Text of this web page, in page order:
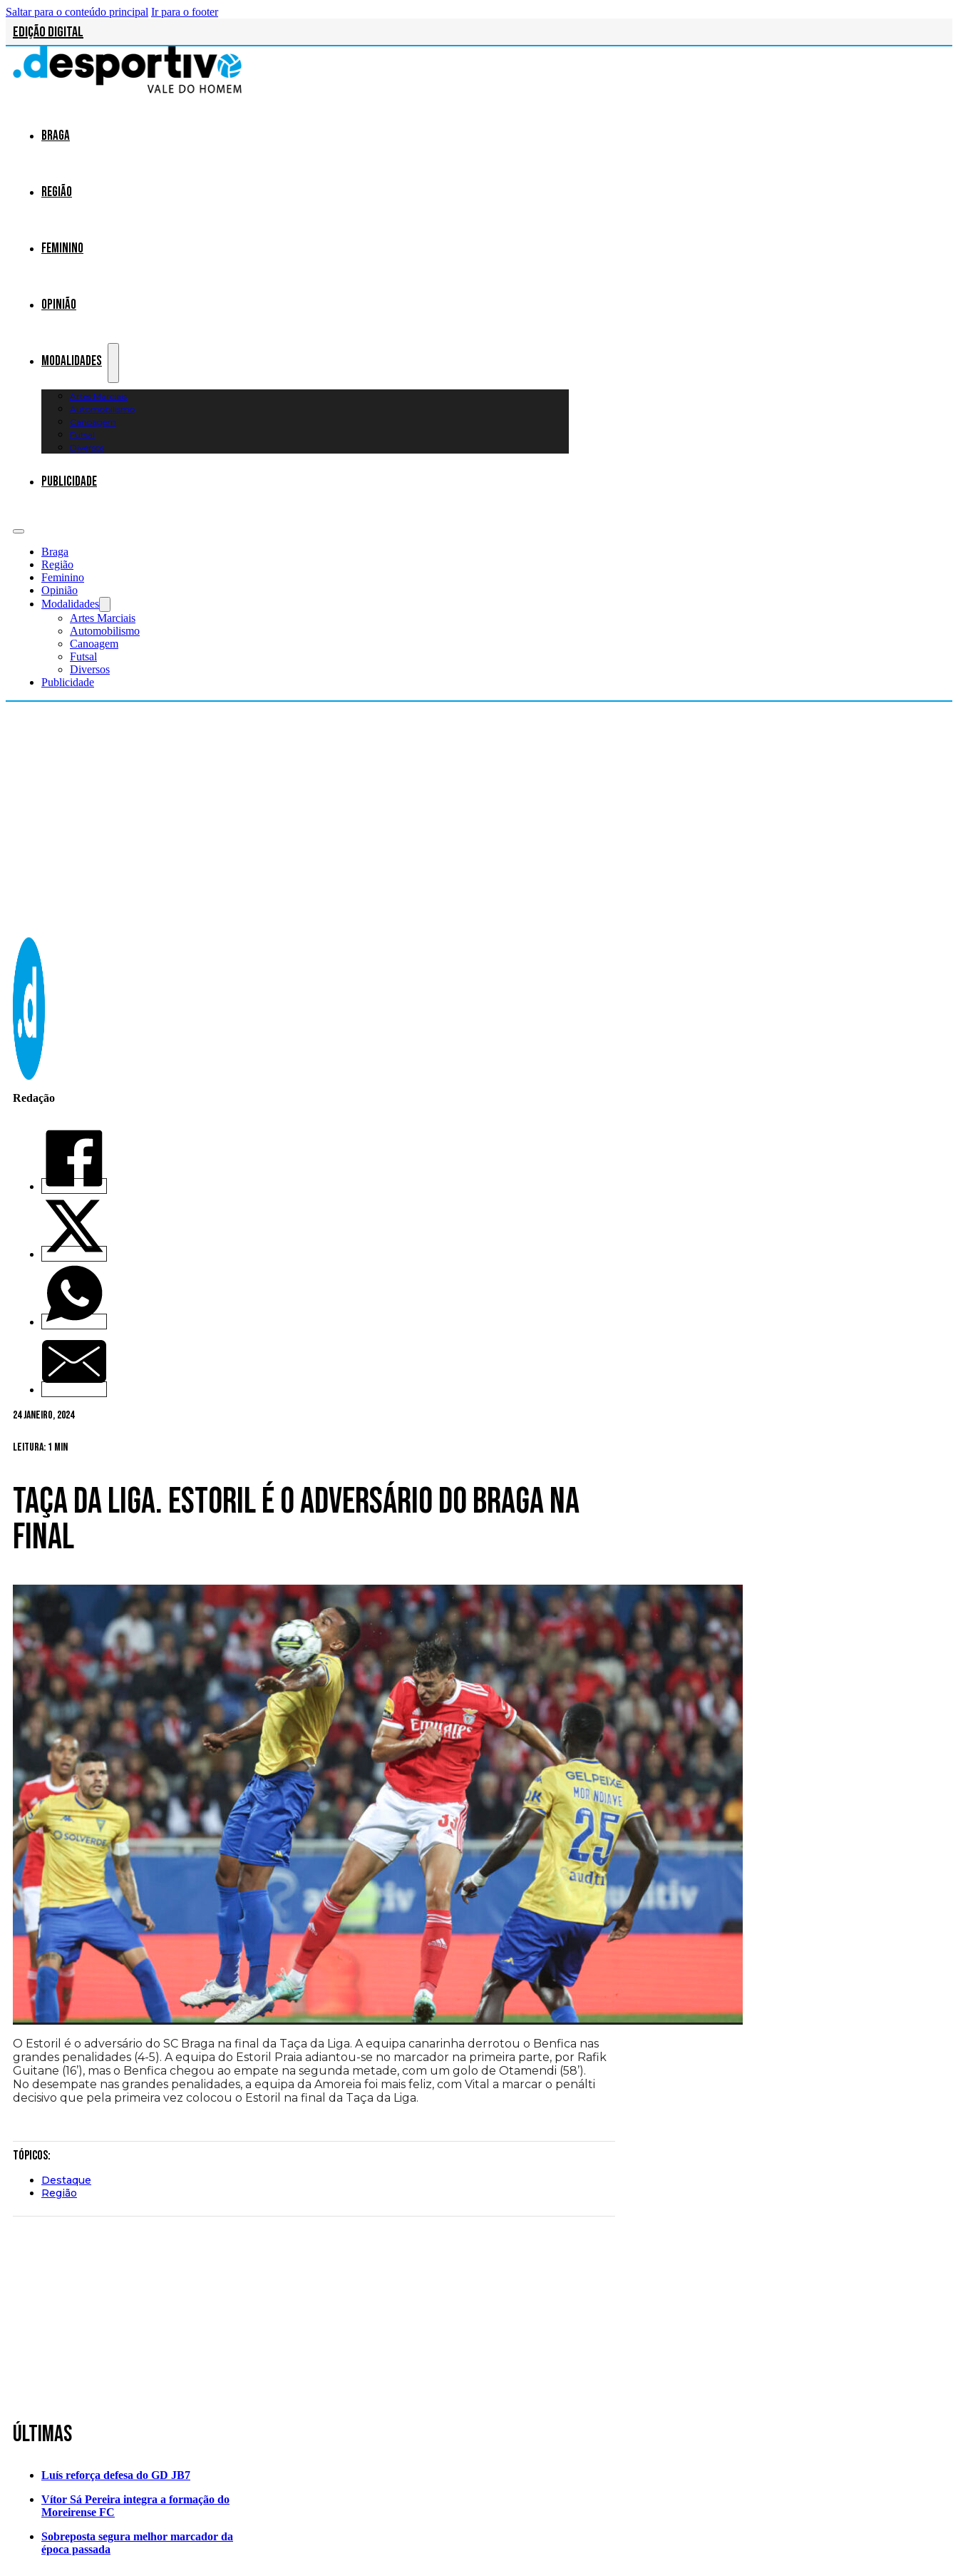
Saltar para o conteúdo principal Ir para o footer
Edição Digital
Braga
Região
Feminino
Opinião
Modalidades
Artes Marciais
Automobilismo
Canoagem
Futsal
Diversos
Publicidade
Braga
Região
Feminino
Opinião
Modalidades
Artes Marciais
Automobilismo
Canoagem
Futsal
Diversos
Publicidade
Redação
24 Janeiro, 2024
Leitura: 1 min
Taça da Liga. Estoril é o adversário do Braga na
final
O Estoril é o adversário do SC Braga na final da Taça da Liga. A equipa canarinha derrotou o Benfica nas
grandes penalidades (4-5). A equipa do Estoril Praia adiantou-se no marcador na primeira parte, por Rafik
Guitane (16’), mas o Benfica chegou ao empate na segunda metade, com um golo de Otamendi (58’).
No desempate nas grandes penalidades, a equipa da Amoreia foi mais feliz, com Vital a marcar o penálti
decisivo que pela primeira vez colocou o Estoril na final da Taça da Liga.
Tópicos:
Destaque
Região
Últimas
Luís reforça defesa do GD JB7
Vítor Sá Pereira integra a formação do
Moreirense FC
Sobreposta segura melhor marcador da
época passada